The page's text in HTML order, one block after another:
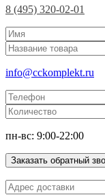
8 (495) 320-02-01
info@cckomplekt.ru
пн-вс: 9:00-22:00
Заказать обратный